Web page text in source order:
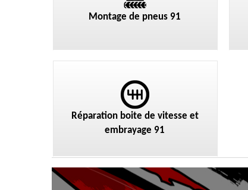
Montage de pneus 91
Réparation boite de vitesse et
embrayage 91